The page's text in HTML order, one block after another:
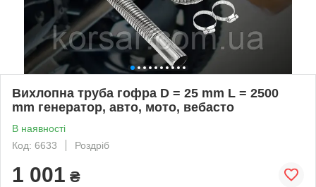
Вихлопна труба гофра D = 25 mm L = 2500
mm генератор, авто, мото, вебасто
В наявності
Код: 6633
Роздріб
1 001 ₴